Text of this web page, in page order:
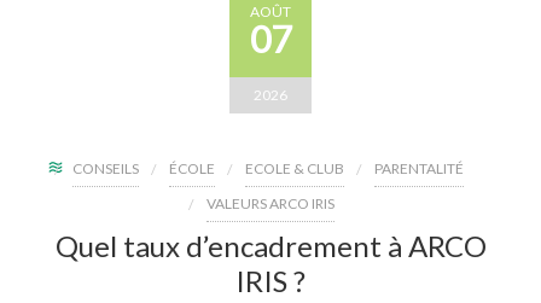
AOÛT
07
2026
CONSEILS ÉCOLE ECOLE & CLUB
PARENTALITÉ
VALEURS ARCO IRIS
Quel taux d’encadrement à ARCO
IRIS ?